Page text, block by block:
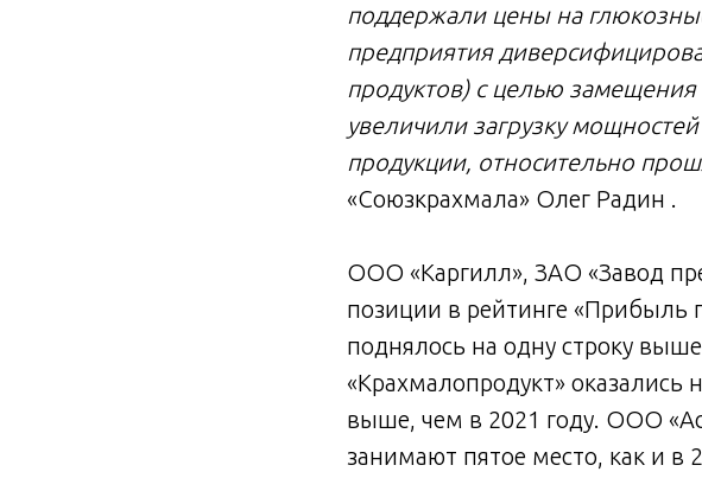
поддержали цены на
предприятия
продуктов) с целью
увеличили загрузку
продукции, относительно
«Союзкрахмала» Олег Радин .
ООО «Каргилл», ЗАО «Завод
позиции в рейтинге
поднялось на одну строку
«Крахмалопродукт» оказались
выше, чем в 2021 году. ООО
занимают пятое место, как и